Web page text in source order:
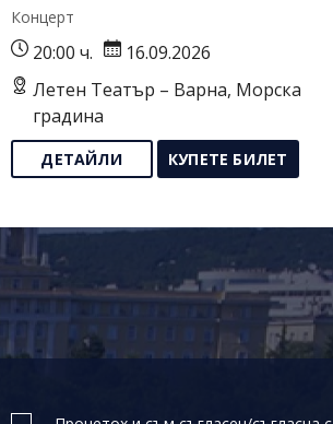
Концерт
20:00 ч.
16.09.2026
Летен Театър – Варна, Морска
градина
ДЕТАЙЛИ КУПЕТЕ БИЛЕТ